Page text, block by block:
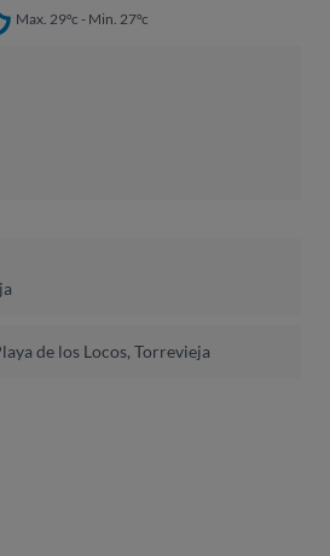
Max. 29ºc - Min. 27ºc
de los Locos, Torrevieja